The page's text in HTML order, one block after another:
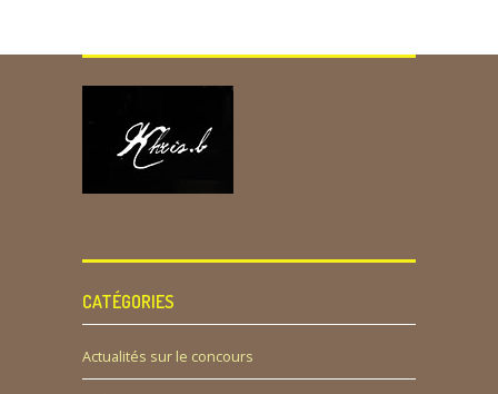
CATÉGORIES
Actualités sur le concours